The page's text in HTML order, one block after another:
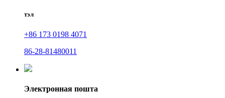
тэл
+86 173 0198 4071
86-28-81480011
Электронная пошта